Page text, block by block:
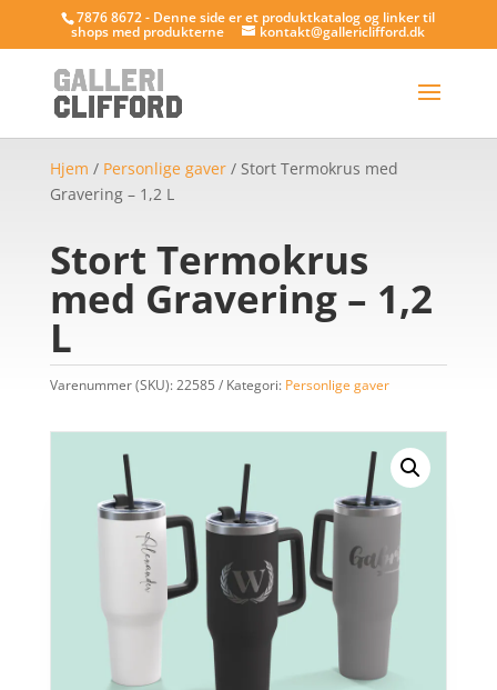
7876 8672 - Denne side er et produktkatalog og linker til
shops med produkterne kontakt@gallericlifford.dk
Hjem / Personlige gaver/ Stort Termokrus med
Gravering – 1,2 L
Stort Termokrus
med Gravering – 1,2
L
Varenummer (SKU):22585 Kategori: Personlige gaver